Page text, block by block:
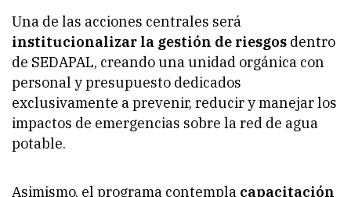
Una de las acciones centrales será
institucionalizar la gestión de riesgos dentro
de SEDAPAL, creando una unidad orgánica con
personal y presupuesto dedicados
exclusivamente a prevenir, reducir y manejar los
impactos de emergencias sobre la red de agua
potable.
Asimismo, el programa contempla capacitación